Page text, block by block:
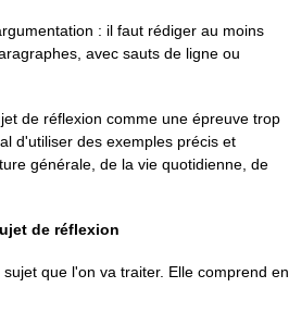
: il faut rédiger au moins
avec sauts de ligne ou
de réflexion comme une épreuve trop
d'utiliser des exemples précis et
générale, de la vie quotidienne, de
de réflexion
que l'on va traiter. Elle comprend en